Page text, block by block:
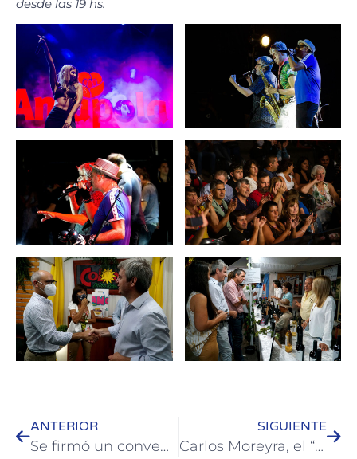
desde las 19 hs.
ANTERIOR
Se firmó un convenio de intercambio entre el Municipio de Colón y la Bienal Internacional de Esculturas de Chaco
SIGUIENTE
Carlos Moreyra, el “Domador del Fuego” que homenajeó a Hugo Da Silva en la Artesanía